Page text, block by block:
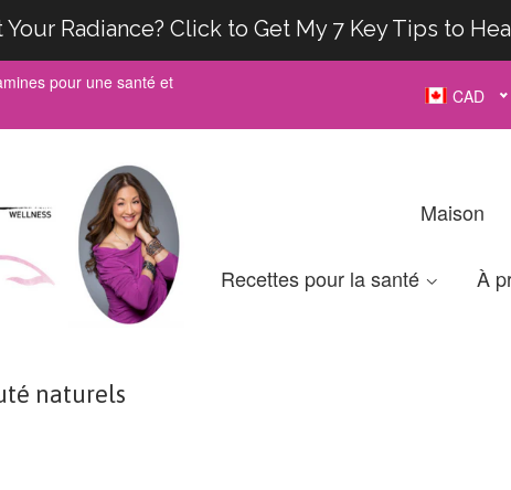
Radiance? Click to Get My 7 Key Tips to
pour une santé et
CAD
Maison
Recettes pour la santé À
naturels